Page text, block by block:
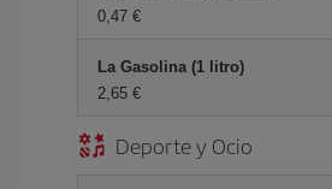
0,47 €
La Gasolina (1 litro)
2,65 €
Deporte y Ocio